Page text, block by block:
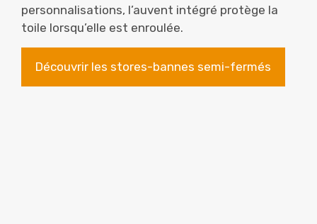
personnalisations, l’auvent intégré protège la
toile lorsqu’elle est enroulée.
Découvrir les stores-bannes semi-fermés